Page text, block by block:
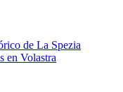
de La Spezia
en Volastra